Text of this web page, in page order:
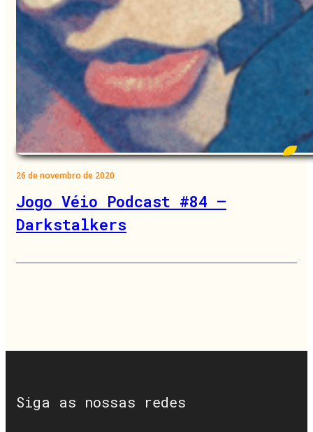
26 de novembro de 2020
Jogo Véio Podcast #84 –
Darkstalkers
Siga as nossas redes